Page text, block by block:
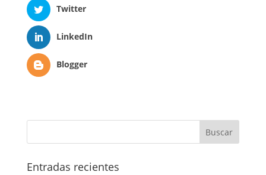
Twitter
LinkedIn
Blogger
Entradas recientes